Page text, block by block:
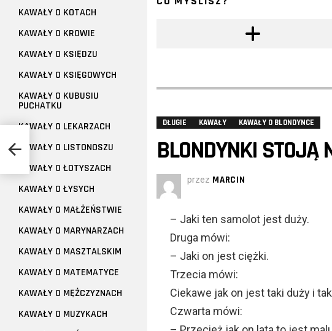
DŁUGIE KAWAŁY KAWAŁY O BLONDYNCE
BLONDYNKI STOJĄ
przez MARCIN
– Jaki ten samolot jest duży.
Druga mówi:
– Jaki on jest ciężki.
Trzecia mówi:
Ciekawe jak on jest taki duży i
Czwarta mówi:
KAWAŁY O KOTACH
KAWAŁY O KROWIE
KAWAŁY O KSIĘDZU
KAWAŁY O KSIĘGOWYCH
KAWAŁY O KUBUSIU
PUCHATKU
KAWAŁY O LEKARZACH
KAWAŁY O LISTONOSZU
KAWAŁY O ŁOTYSZACH
KAWAŁY O ŁYSYCH
KAWAŁY O MAŁŻEŃSTWIE
KAWAŁY O MARYNARZACH
KAWAŁY O MASZTALSKIM
KAWAŁY O MATEMATYCE
KAWAŁY O MĘŻCZYZNACH
KAWAŁY O MUZYKACH